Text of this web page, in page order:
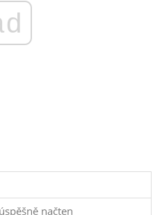
načten